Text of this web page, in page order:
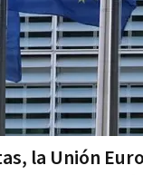
la Unión